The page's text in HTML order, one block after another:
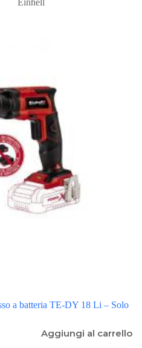
Einhell
a batteria TE-DY 18 Li – Solo
Aggiungi al carrello